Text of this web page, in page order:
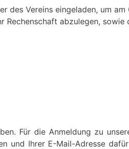
des Vereins eingeladen, um
abzulegen, sowie
Für die Anmeldung zu
und Ihrer E-Mail-Adresse